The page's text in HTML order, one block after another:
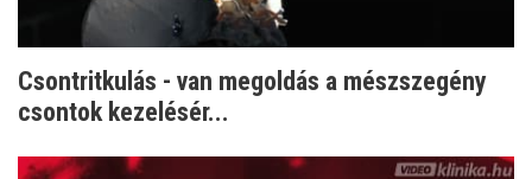
Csontritkulás - van megoldás a mészszegény
csontok kezelésér...